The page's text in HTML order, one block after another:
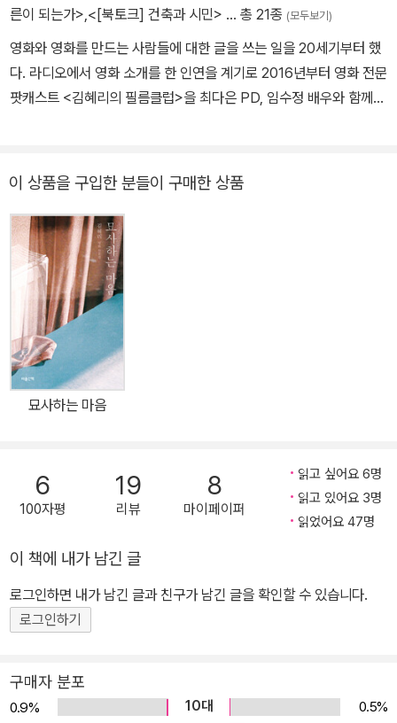
른이 되는가>,<[북토크] 건축과 시민> … 총 21종 (모두보기)
영화와 영화를 만드는 사람들에 대한 글을 쓰는 일을 20세기부터 했
다. 라디오에서 영화 소개를 한 인연을 계기로 2016년부터 영화 전문
팟캐스트 <김혜리의 필름클럽>을 최다은 PD, 임수정 배우와 함께
치 큐레이션”을 표방하는 종합 오디오매거진 <김혜리의 조용한 생활
위만 공전하며 살다가 <김혜리의 조용한 생활>로 인해 다른 태양계
의 사람들과 조우하고, 재회를 바라던 사람들과 다시 마주 앉게 된 행
운에 감사하고 있다. 소리 없이 북적이는 지금의 생활을 사랑한다.
이 상품을 구입한 분들이 구매한 상품
묘사하는 마음
6
100자평
19
리뷰
8
마이페이퍼
읽고 싶어요 6명
읽고 있어요 3명
읽었어요 47명
이 책에 내가 남긴 글
로그인하면 내가 남긴 글과 친구가 남긴 글을 확인할 수 있습니다.
로그인하기
구매자 분포
0.9% 10대
0.5%